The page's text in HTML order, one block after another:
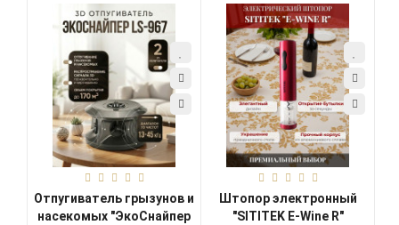
Отпугиватель грызунов и
насекомых "ЭкоСнайпер
Штопор электронный
"SITITEK E-Wine R"